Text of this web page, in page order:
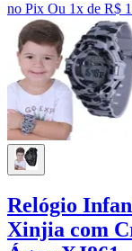
no Pix Ou 1x de R$
Relógio
Xinjia com